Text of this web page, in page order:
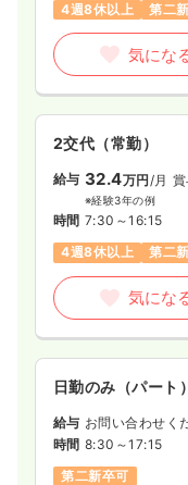
4週8休以上
第二
気にな
2交代（常勤）
給与 32.4万円/月
※経験3年の例
時間 7:30～16:15
4週8休以上
第二
気にな
日勤のみ（パート）
給与 お問い合わせく
時間 8:30～17:15
第二新卒可